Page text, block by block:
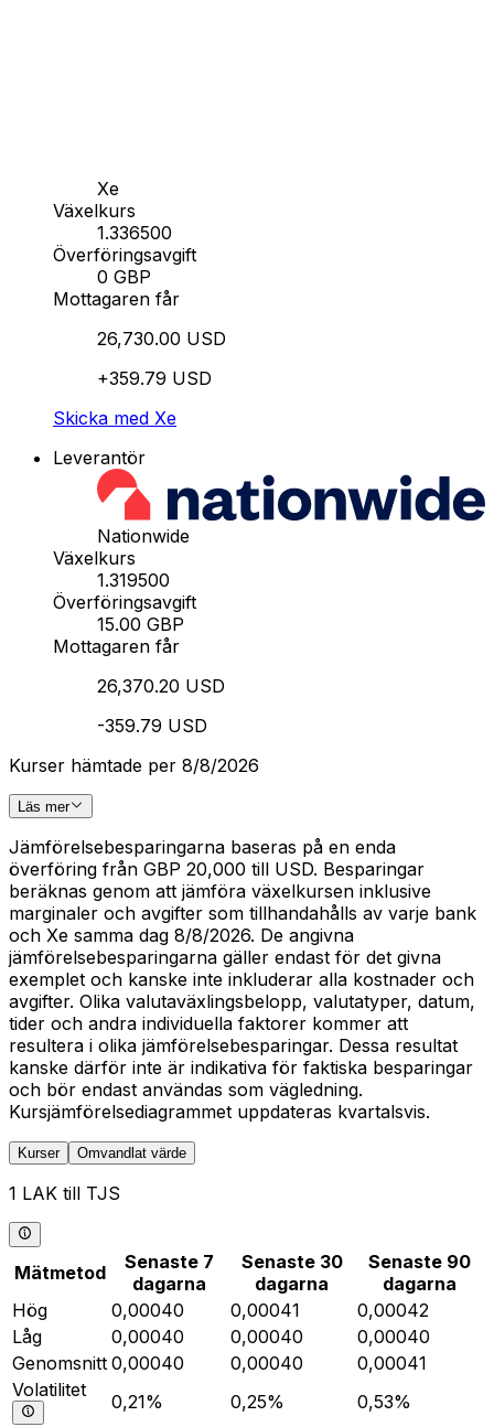
Xe
Växelkurs
1.336500
Överföringsavgift
0 GBP
Mottagaren får
26,730.00 USD
+359.79 USD
Skicka med Xe
Leverantör
Nationwide
Växelkurs
1.319500
Överföringsavgift
15.00 GBP
Mottagaren får
26,370.20 USD
-359.79 USD
Kurser hämtade per 8/8/2026
Läs mer
Jämförelsebesparingarna baseras på en enda
överföring från GBP 20,000 till USD. Besparingar
beräknas genom att jämföra växelkursen inklusive
marginaler och avgifter som tillhandahålls av varje bank
och Xe samma dag 8/8/2026. De angivna
jämförelsebesparingarna gäller endast för det givna
exemplet och kanske inte inkluderar alla kostnader och
avgifter. Olika valutaväxlingsbelopp, valutatyper, datum,
tider och andra individuella faktorer kommer att
resultera i olika jämförelsebesparingar. Dessa resultat
kanske därför inte är indikativa för faktiska besparingar
och bör endast användas som vägledning.
Kursjämförelsediagrammet uppdateras kvartalsvis.
Kurser Omvandlat värde
1 LAK till TJS
Mätmetod
Senaste 7
dagarna
Senaste 30
dagarna
Senaste 90
dagarna
Hög
0,00040 0,00041
0,00042
Låg
0,00040 0,00040
0,00040
Genomsnitt 0,00040 0,00040
0,00041
Volatilitet
0,21% 0,25% 0,53%